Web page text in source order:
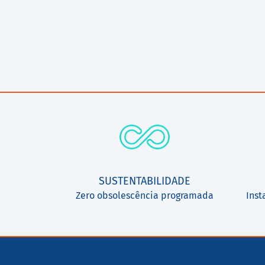
SUSTENTABILIDADE
Zero obsolescência programada